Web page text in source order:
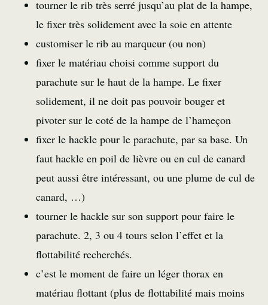
tourner le rib très serré jusqu’au plat de la hampe,
le fixer très solidement avec la soie en attente
customiser le rib au marqueur (ou non)
fixer le matériau choisi comme support du
parachute sur le haut de la hampe. Le fixer
solidement, il ne doit pas pouvoir bouger et
pivoter sur le coté de la hampe de l’hameçon
fixer le hackle pour le parachute, par sa base. Un
faut hackle en poil de lièvre ou en cul de canard
peut aussi être intéressant, ou une plume de cul de
canard, …)
tourner le hackle sur son support pour faire le
parachute. 2, 3 ou 4 tours selon l’effet et la
flottabilité recherchés.
c’est le moment de faire un léger thorax en
matériau flottant (plus de flottabilité mais moins